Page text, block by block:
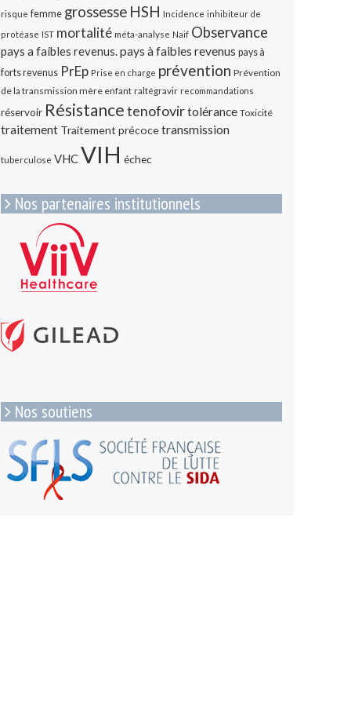
risque femme grossesse HSH Incidence inhibiteur de
protéase IST mortalité méta-analyse Naif Observance
pays a faibles revenus.pays à faibles revenus pays à
forts revenus PrEp Prise en charge prévention Prévention
de la transmission mère enfant raltégravir recommandations
réservoir Résistancetenofovirtolérance Toxicité
traitement Traitement précocetransmission
tuberculose VHCVIH échec
Nos partenaires institutionnels
Nos soutiens